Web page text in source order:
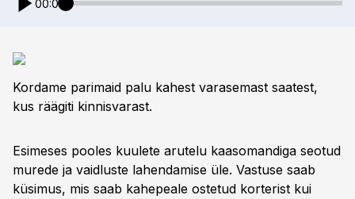
00:00
Kordame parimaid palu kahest varasemast saatest,
kus räägiti kinnisvarast.
Esimeses pooles kuulete arutelu kaasomandiga seotud
murede ja vaidluste lahendamise üle. Vastuse saab
küsimus, mis saab kahepeale ostetud korterist kui